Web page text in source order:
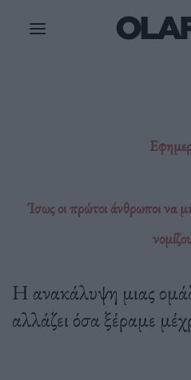
Ίσως οι πρώτοι άνθρωποι να
Η ανακάλυψη μιας
αλλάζει όσα ξέραμε